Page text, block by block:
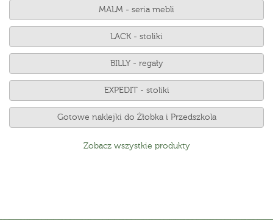
MALM - seria mebli
LACK - stoliki
BILLY - regały
EXPEDIT - stoliki
Gotowe naklejki do Żłobka i Przedszkola
Zobacz wszystkie produkty